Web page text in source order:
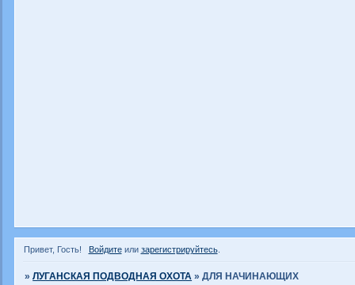
Привет, Гость! Войдитеили зарегистрируйтесь.
»ЛУГАНСКАЯ ПОДВОДНАЯ ОХОТА »ДЛЯ НАЧИНАЮЩИХ